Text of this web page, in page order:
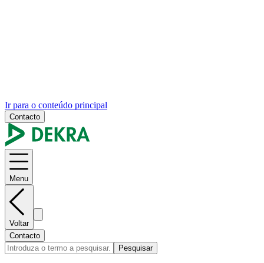
Ir para o conteúdo principal
Contacto
Menu
Voltar
Contacto
Pesquisar